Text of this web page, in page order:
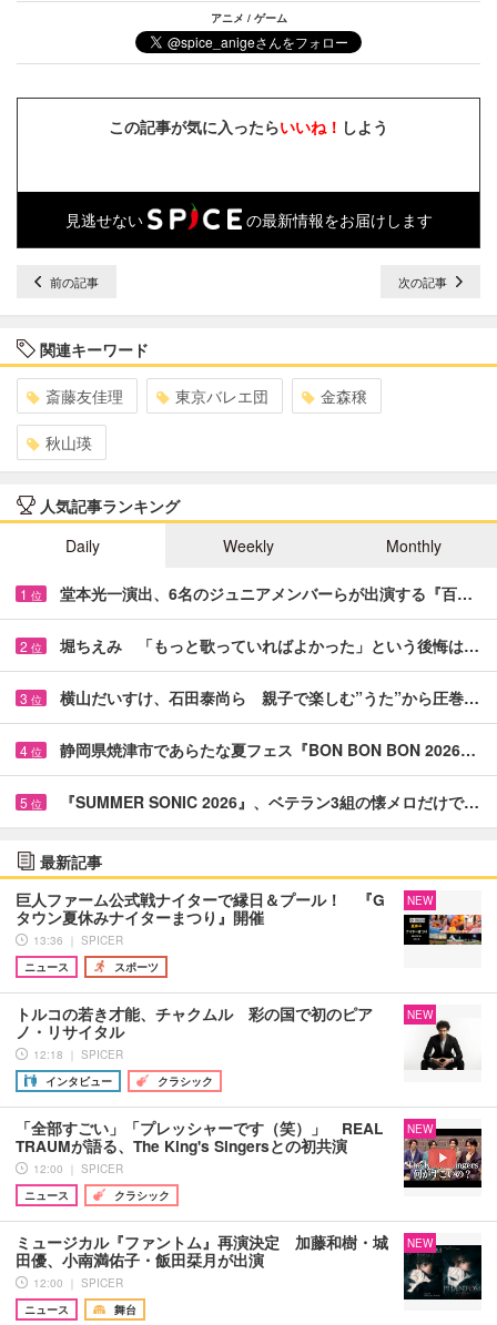
アニメ / ゲーム
この記事が気に入ったらいいね！ しよう
見逃せない の最新情報をお届けします
前の記事 次の記事
関連キーワード
斎藤友佳理 東京バレエ団 金森穣
秋山瑛
人気記事ランキング
Daily
Weekly Monthly
1 位 堂本光一演出、6名のジュニアメンバーらが出演する『百…
2 位 堀ちえみ 「もっと歌っていればよかった」という後悔は…
3 位 横山だいすけ、石田泰尚ら 親子で楽しむ”うた”から圧巻…
4 位 静岡県焼津市であらたな夏フェス『BON BON BON 2026…
5 位 『SUMMER SONIC 2026』、ベテラン3組の懐メロだけで…
最新記事
巨人ファーム公式戦ナイターで縁日＆プール！ 『G
タウン夏休みナイターまつり』開催
13:36 ｜ SPICER
ニュース
スポーツ
NEW
トルコの若き才能、チャクムル 彩の国で初のピア
ノ・リサイタル
12:18 ｜ SPICER
インタビュー
クラシック
NEW
「全部すごい」「プレッシャーです（笑）」 REAL
TRAUMが語る、The King's Singersとの初共演
12:00 ｜ SPICER
ニュース
クラシック
NEW
ミュージカル『ファントム』再演決定 加藤和樹・城
田優、小南満佑子・飯田栞月が出演
12:00 ｜ SPICER
ニュース
舞台
NEW